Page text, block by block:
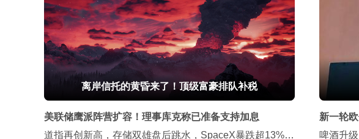
离岸信托的黄昏来了！顶级富豪排队补税
美联储鹰派阵营扩容！理事库克称已准备支持加息
新一轮
道指再创新高，存储双雄盘后跳水，SpaceX暴跌超13%，
啤酒升